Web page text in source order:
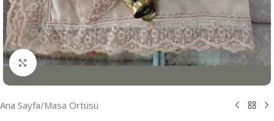
Resmi Büyüt
Ana Sayfa/Masa Örtüsü